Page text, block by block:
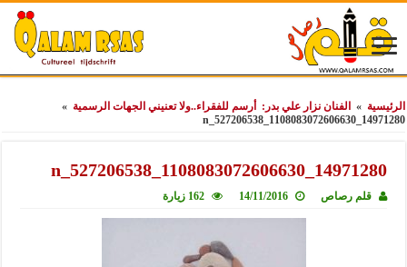
الرئيسية » الفنان نزار علي بدر: أرسم للفقراء..ولا تعنيني الجهات الرسمية »
14971280_1108083072606630_527206538_n
14971280_1108083072606630_527206538_n
قلم رصاص 14/11/2016 162 زيارة